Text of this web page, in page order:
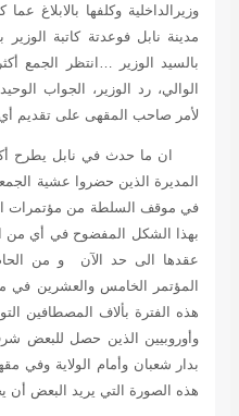
وزيرالداخلية وكلفها بالابلاغ
مدينة نابل فوعدتة كاتبة
بالسيد الوزير …انتظر الجمع
الوالي، رد الوزير، الجواب
لأمر صاحب المقهى على تقديم
ان ما حدث في نابل يطرح
المديرة الذين حضروا عشية
في موقف السلطة من مؤتمرات
بهذا الشكل المفضوح في أي من
عقدها الى حد الآن و من
المؤتمر الخامس والعشرين في
هذه الفترة بألاف المصطافين
وأوروبيين الذين حصل للبعض
بدار شعبان وأمام الولاية وفي
هذه الصورة التي يريد البعض أن